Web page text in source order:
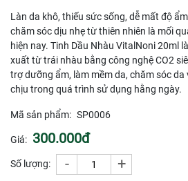
Làn da khô, thiếu sức sống, dễ mất độ
chăm sóc dịu nhẹ từ thiên nhiên là mối
hiện nay. Tinh Dầu Nhàu VitalNoni 20ml
xuất từ trái nhàu bằng công nghệ CO2
trợ dưỡng ẩm, làm mềm da, chăm sóc da
chịu trong quá trình sử dụng hằng ngày.
Mã sản phẩm: SP0006
Giá: 300.000đ
Số lượng: - +